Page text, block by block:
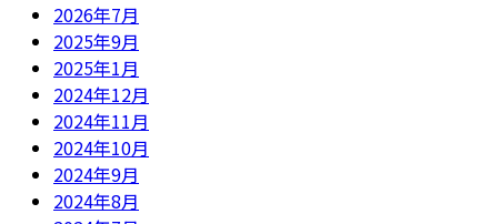
2026年7月
2025年9月
2025年1月
2024年12月
2024年11月
2024年10月
2024年9月
2024年8月